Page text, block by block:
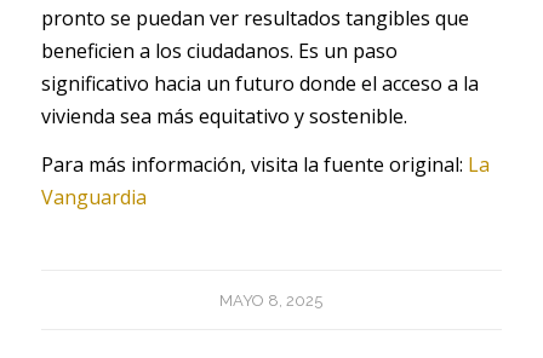
pronto se puedan ver resultados tangibles que
beneficien a los ciudadanos. Es un paso
significativo hacia un futuro donde el acceso a la
vivienda sea más equitativo y sostenible.
Para más información, visita la fuente original: La
Vanguardia
MAYO 8, 2025